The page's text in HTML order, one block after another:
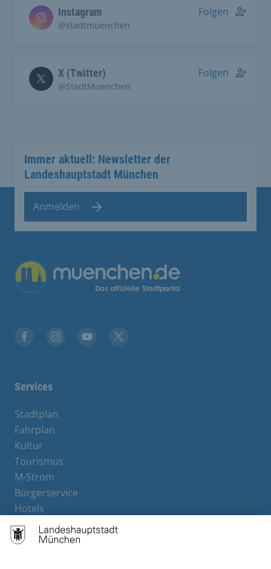
Instagram
@stadtmuenchen
Folgen
X (Twitter)
@StadtMuenchen
Folgen
Immer aktuell: Newsletter der
Landeshauptstadt München
Anmelden
Übergreifende Links
Services
Stadtplan
Fahrplan
Kultur
Tourismus
M-Strom
Bürgerservice
Hotels